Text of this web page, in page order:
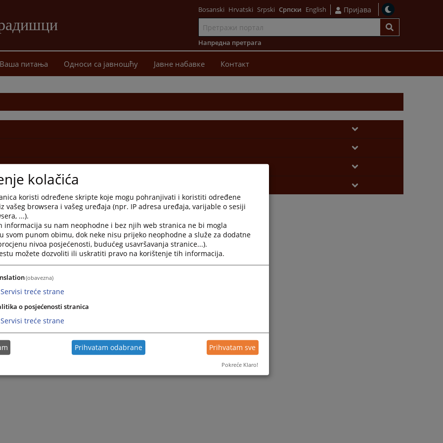
садржај
Bosanski Hrvatski Srpski Српски English Пријава
Напредна претрага
Ваша питања Односи сa јавношћу Јавне набавке Контакт
kolačića
koristi određene skripte koje mogu pohranjivati i koristiti određene
vašeg browsera i vašeg uređaja (npr. IP adresa uređaja, varijable o sesiji
...).
informacija su nam neophodne i bez njih web stranica ne bi mogla
svom punom obimu, dok neke nisu prijeko neophodne a služe za dodatne
nivoa posjećenosti, budućeg usavršavanja stranice...).
možete dozvoliti ili uskratiti pravo na korištenje tih informacija.
(obavezna)
Servisi treće strane
o posjećenosti stranica
Servisi treće strane
Prihvatam odabrane Prihvatam sve
Pokreće Klaro!